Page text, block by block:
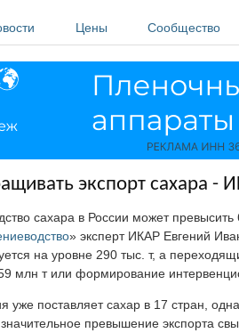
Цены Сообщество
экспорт сахара -
сахара в России может
» эксперт ИКАР Евгений
на уровне 290 тыс. т, а
млн т или формирование
уже поставляет сахар в 17 стран,
превышение экспорта